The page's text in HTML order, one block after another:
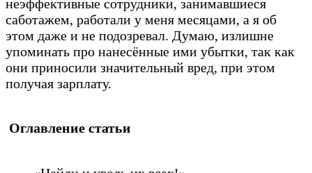
неэффективные сотрудники, занимавшиеся
саботажем, работали у меня месяцами, а я об
этом даже и не подозревал. Думаю, излишне
упоминать про нанесённые ими убытки, так как
они приносили значительный вред, при этом
получая зарплату.
Оглавление статьи